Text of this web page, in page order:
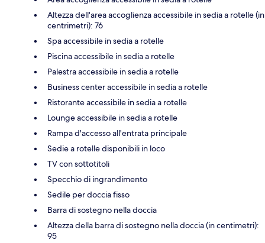
Altezza dell'area accoglienza accessibile in sedia a rotelle (in
centrimetri): 76
Spa accessibile in sedia a rotelle
Piscina accessibile in sedia a rotelle
Palestra accessibile in sedia a rotelle
Business center accessibile in sedia a rotelle
Ristorante accessibile in sedia a rotelle
Lounge accessibile in sedia a rotelle
Rampa d'accesso all'entrata principale
Sedie a rotelle disponibili in loco
TV con sottotitoli
Specchio di ingrandimento
Sedile per doccia fisso
Barra di sostegno nella doccia
Altezza della barra di sostegno nella doccia (in centimetri):
95